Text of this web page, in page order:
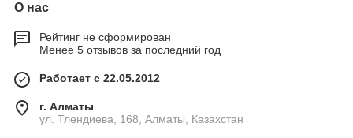
О нас
Рейтинг не сформирован
Менее 5 отзывов за последний год
Работает с 22.05.2012
г. Алматы
ул. Тлендиева, 168, Алматы, Казахстан